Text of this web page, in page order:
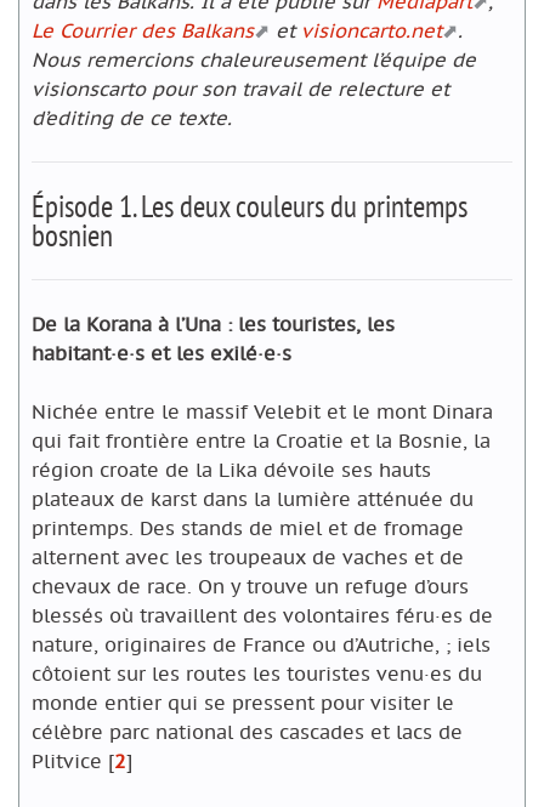
Le Courrier des Balkans
et visioncarto.net
.
Nous remercions chaleureusement l’équipe de
visionscarto pour son travail de relecture et
d’editing de ce texte.
Épisode 1. Les deux couleurs du printemps
bosnien
De la Korana à l’Una : les touristes, les
habitant·e·s et les exilé·e·s
Nichée entre le massif Velebit et le mont Dinara
qui fait frontière entre la Croatie et la Bosnie, la
région croate de la Lika dévoile ses hauts
plateaux de karst dans la lumière atténuée du
printemps. Des stands de miel et de fromage
alternent avec les troupeaux de vaches et de
chevaux de race. On y trouve un refuge d’ours
blessés où travaillent des volontaires féru·es de
nature, originaires de France ou d’Autriche, ; iels
côtoient sur les routes les touristes venu·es du
monde entier qui se pressent pour visiter le
célèbre parc national des cascades et lacs de
Plitvice [2]